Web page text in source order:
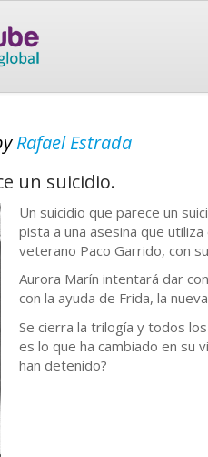
Rafael Estrada
un suicidio.
Un suicidio que parece un
pista a una asesina que
veterano Paco Garrido, con
Aurora Marín intentará dar
con la ayuda de Frida, la
Se cierra la trilogía y todos
es lo que ha cambiado en su
han detenido?